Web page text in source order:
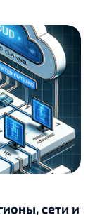
и MCP.
сети и